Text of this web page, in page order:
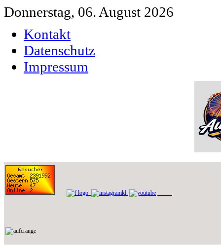
Donnerstag, 06. August 2026
Kontakt
Datenschutz
Impressum